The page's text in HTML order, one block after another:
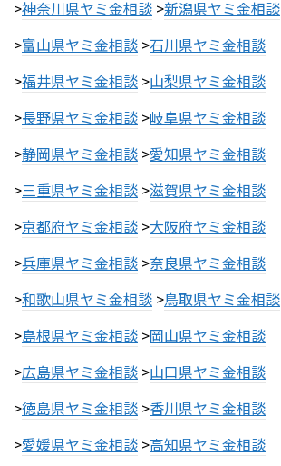
>神奈川県ヤミ金相談 >新潟県ヤミ金相談
>富山県ヤミ金相談 >石川県ヤミ金相談
>福井県ヤミ金相談 >山梨県ヤミ金相談
>長野県ヤミ金相談 >岐阜県ヤミ金相談
>静岡県ヤミ金相談 >愛知県ヤミ金相談
>三重県ヤミ金相談 >滋賀県ヤミ金相談
>京都府ヤミ金相談 >大阪府ヤミ金相談
>兵庫県ヤミ金相談 >奈良県ヤミ金相談
>和歌山県ヤミ金相談 >鳥取県ヤミ金相談
>島根県ヤミ金相談 >岡山県ヤミ金相談
>広島県ヤミ金相談 >山口県ヤミ金相談
>徳島県ヤミ金相談 >香川県ヤミ金相談
>愛媛県ヤミ金相談 >高知県ヤミ金相談